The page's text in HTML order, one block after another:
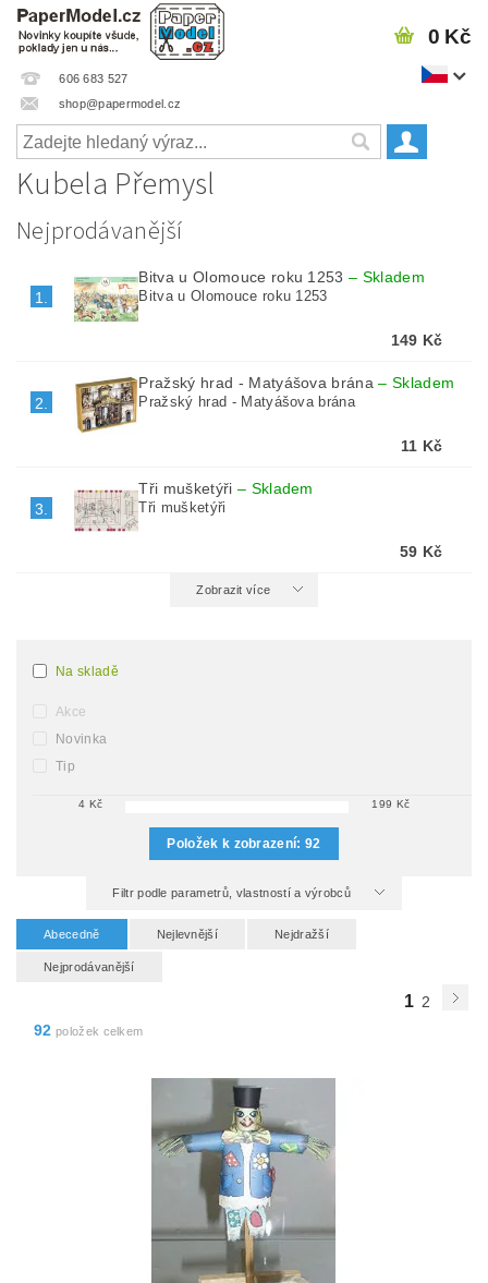
606 683 527
shop@papermodel.cz
0 Kč
Kubela Přemysl
Nejprodávanější
1.
Bitva u Olomouce roku 1253– Skladem
Bitva u Olomouce roku 1253
149 Kč
2.
Pražský hrad - Matyášova brána–Skladem
Pražský hrad - Matyášova brána
11 Kč
3.
Tři mušketýři – Skladem
Tři mušketýři
59 Kč
Zobrazit více
Na skladě
Akce
Novinka
Tip
4 Kč 199 Kč
Položek k zobrazení:92
Filtr podle parametrů, vlastností a výrobců
Abecedně Nejlevnější Nejdražší
Nejprodávanější
1 2
92 položek celkem